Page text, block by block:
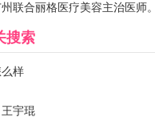
联合丽格医疗美容主治医师。
搜索
样
王宇琨